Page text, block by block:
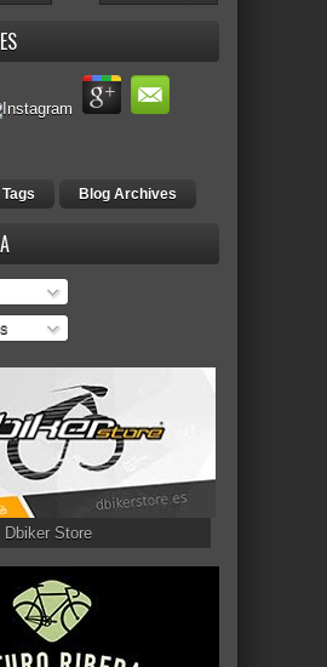
Tags Blog Archives
Dbiker Store